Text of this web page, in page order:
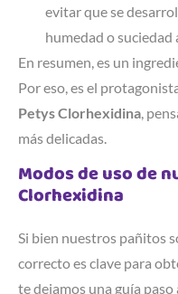
evitar que se
humedad o suciedad
En resumen, es un
Por eso, es el
Petys Clorhexidina ,
más delicadas.
Modos de uso de
Clorhexidina
Si bien nuestros pañitos
correcto es clave para
te dejamos una guía paso